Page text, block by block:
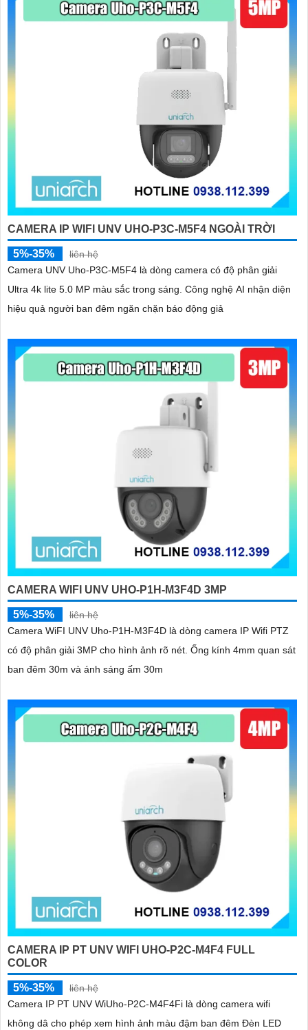
CAMERA IP WIFI UNV UHO-P3C-M5F4 NGOÀI TRỜI
5%-35%
liên hệ
Camera UNV Uho-P3C-M5F4 là dòng camera có độ phân giải
Ultra 4k lite 5.0 MP màu sắc trong sáng. Công nghệ AI nhận diện
hiệu quả người ban đêm ngăn chặn báo động giả
CAMERA WIFI UNV UHO-P1H-M3F4D 3MP
5%-35%
liên hệ
Camera WiFI UNV Uho-P1H-M3F4D là dòng camera IP Wifi PTZ
có độ phân giải 3MP cho hình ảnh rõ nét. Ống kính 4mm quan sát
ban đêm 30m và ánh sáng ấm 30m
CAMERA IP PT UNV WIFI UHO-P2C-M4F4 FULL
COLOR
5%-35%
liên hệ
Camera IP PT UNV WiUho-P2C-M4F4Fi là dòng camera wifi
không dâ cho phép xem hình ảnh màu đậm ban đêm Đèn LED